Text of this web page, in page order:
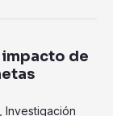
de
Investigación